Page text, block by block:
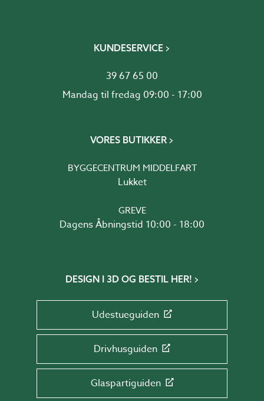
KUNDESERVICE
39 67 65 00
Mandag til fredag 09:00 - 17:00
VORES BUTIKKER
BYGGECENTRUM MIDDELFART
Lukket
GREVE
Dagens Åbningstid 10:00 - 18:00
DESIGN I 3D OG BESTIL HER!
Udestueguiden
Drivhusguiden
Glaspartiguiden